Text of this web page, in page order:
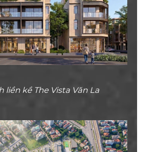
liền kề The Vista Văn La